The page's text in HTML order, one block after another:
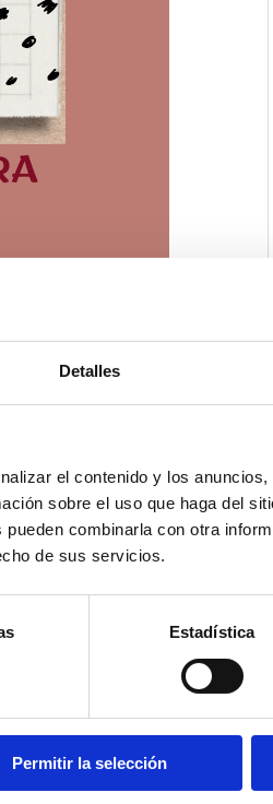
Detalles
el contenido y los
sobre el uso que haga del
combinarla con otra
de sus servicios.
Estadística
Permitir la selección